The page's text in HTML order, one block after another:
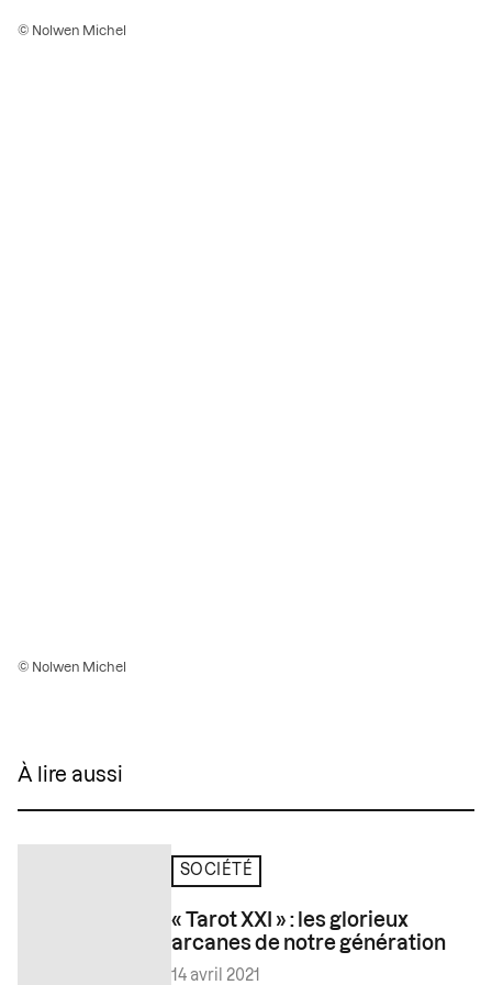
© Nolwen Michel
© Nolwen Michel
À lire aussi
SOCIÉTÉ
« Tarot XXI » : les glorieux
arcanes de notre génération
14 avril 2021